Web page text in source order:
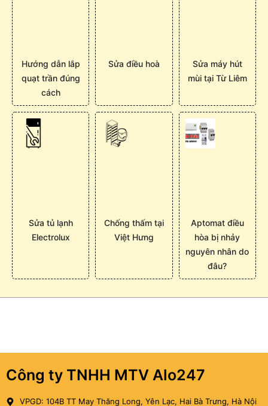
Hướng dẫn lắp
quạt trần đúng
cách
Sửa điều hoà
Sửa máy hút
mùi tại Từ Liêm
Sửa tủ lạnh
Electrolux
Chống thấm tại
Việt Hưng
Aptomat điều
hòa bị nhảy
nguyên nhân do
đâu?
Công ty TNHH MTV Alo247
VPGD: 104B TT May Thăng Long, Yên Lạc, Hai Bà Trưng, Hà Nội